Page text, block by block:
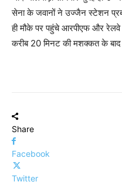
सेना के जवानों ने उज्जैन स्टेशन
ही मौके पर पहुंचे आरपीएफ और रेलवे
करीब 20 मिनट की मशक्कत के
Share
Facebook
Twitter